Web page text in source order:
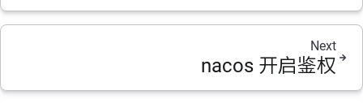
Next
nacos 开启鉴权